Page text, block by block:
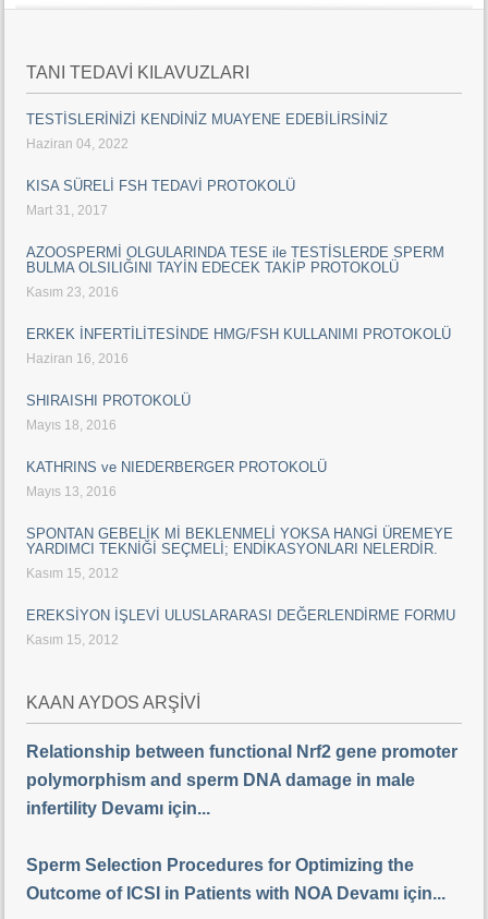
TANI TEDAVİ KILAVUZLARI
TESTİSLERİNİZİ KENDİNİZ MUAYENE EDEBİLİRSİNİZ
Haziran 04, 2022
KISA SÜRELİ FSH TEDAVİ PROTOKOLÜ
Mart 31, 2017
AZOOSPERMİ OLGULARINDA TESE ile TESTİSLERDE SPERM
BULMA OLSILIĞINI TAYİN EDECEK TAKİP PROTOKOLÜ
Kasım 23, 2016
ERKEK İNFERTİLİTESİNDE HMG/FSH KULLANIMI PROTOKOLÜ
Haziran 16, 2016
SHIRAISHI PROTOKOLÜ
Mayıs 18, 2016
KATHRINS ve NIEDERBERGER PROTOKOLÜ
Mayıs 13, 2016
SPONTAN GEBELİK Mİ BEKLENMELİ YOKSA HANGİ ÜREMEYE
YARDIMCI TEKNİĞİ SEÇMELİ; ENDİKASYONLARI NELERDİR.
Kasım 15, 2012
EREKSİYON İŞLEVİ ULUSLARARASI DEĞERLENDİRME FORMU
Kasım 15, 2012
KAAN AYDOS ARŞİVİ
Relationship between functional Nrf2 gene promoter
polymorphism and sperm DNA damage in male
infertility Devamı için...
Sperm Selection Procedures for Optimizing the
Outcome of ICSI in Patients with NOA Devamı için...